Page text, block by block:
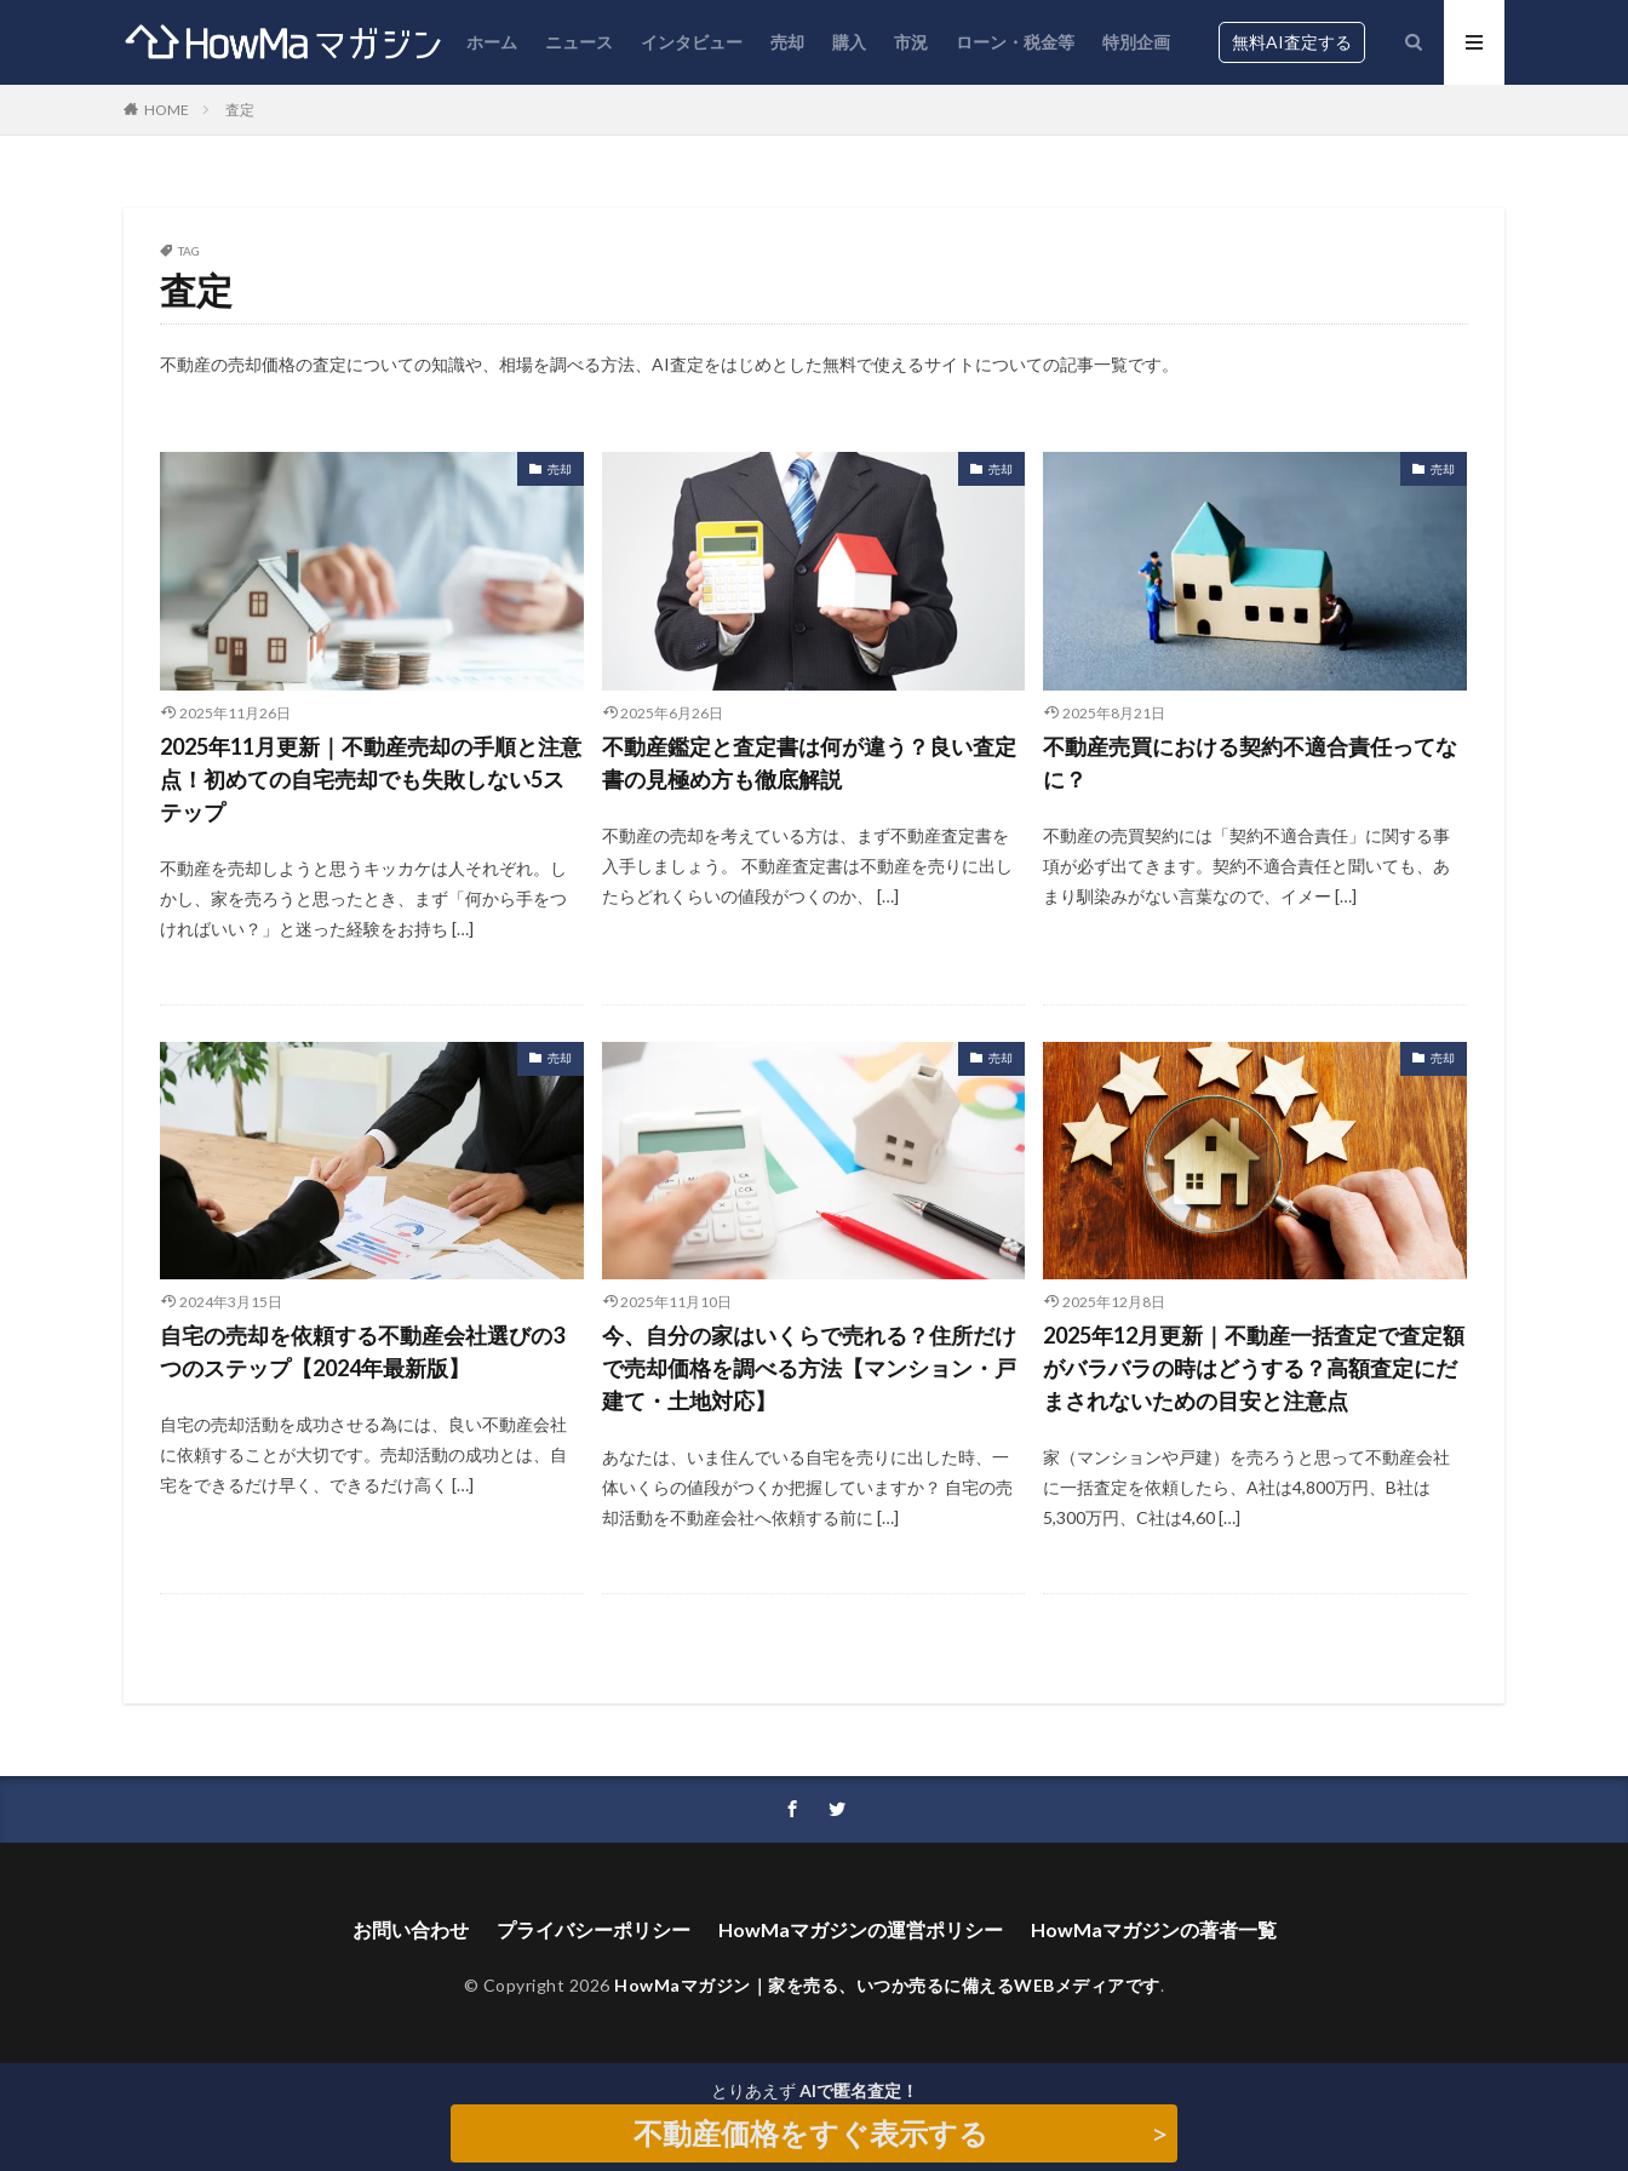
ホーム ニュース インタビュー 売却 購入 市況 ローン・税金等 特別企画 無料AI査定する
HOME 査定
TAG
査定
不動産の売却価格の査定についての知識や、相場を調べる方法、AI査定をはじめとした無料で使えるサイトについての記事一覧です。
売却
2025年11月26日
2025年11月更新｜不動産売却の手順と注意
点！初めての自宅売却でも失敗しない5ス
テップ
不動産を売却しようと思うキッカケは人それぞれ。し
かし、家を売ろうと思ったとき、まず「何から手をつ
ければいい？」と迷った経験をお持ち […]
売却
2025年6月26日
不動産鑑定と査定書は何が違う？良い査定
書の見極め方も徹底解説
不動産の売却を考えている方は、まず不動産査定書を
入手しましょう。 不動産査定書は不動産を売りに出し
たらどれくらいの値段がつくのか、 […]
売却
2025年8月21日
不動産売買における契約不適合責任ってな
に？
不動産の売買契約には「契約不適合責任」に関する事
項が必ず出てきます。契約不適合責任と聞いても、あ
まり馴染みがない言葉なので、イメー […]
売却
2024年3月15日
自宅の売却を依頼する不動産会社選びの3
つのステップ【2024年最新版】
自宅の売却活動を成功させる為には、良い不動産会社
に依頼することが大切です。売却活動の成功とは、自
宅をできるだけ早く、できるだけ高く […]
売却
2025年11月10日
今、自分の家はいくらで売れる？住所だけ
で売却価格を調べる方法【マンション・戸
建て・土地対応】
あなたは、いま住んでいる自宅を売りに出した時、一
体いくらの値段がつくか把握していますか？ 自宅の売
却活動を不動産会社へ依頼する前に […]
売却
2025年12月8日
2025年12月更新｜不動産一括査定で査定額
がバラバラの時はどうする？高額査定にだ
まされないための目安と注意点
家（マンションや戸建）を売ろうと思って不動産会社
に一括査定を依頼したら、A社は4,800万円、B社は
5,300万円、C社は4,60 […]
お問い合わせ プライバシーポリシー HowMaマガジンの運営ポリシー HowMaマガジンの著者一覧
© Copyright 2026 HowMaマガジン｜家を売る、いつか売るに備えるWEBメディアです.
とりあえずAIで匿名査定！
不動産価格をすぐ表示する >